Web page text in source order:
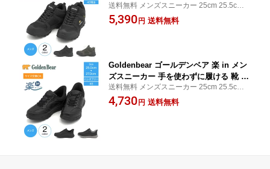
すい 安定設計 クッション 通勤 アウト
ドア カジュアルシューズ メンズ靴
送料無料 メンズスニーカー 25cm 25.5cm 2
6cm 26.5cm 27cm
5,390 円 送料無料
Goldenbear ゴールデンベア 楽 in メン
ズスニーカー 手を使わずに履ける 靴 メ
ンズ 合皮レザースニーカー
送料無料 メンズスニーカー 25cm 25.5cm 2
6cm 26.5cm 27cm
4,730 円 送料無料